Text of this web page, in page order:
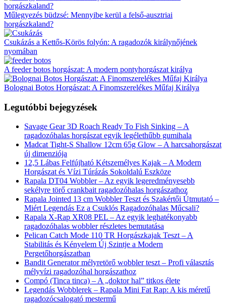
Műlegyezés büdzsé: Mennyibe kerül a felső-ausztriai
horgászkaland?
Csukázás a Kettős-Körös folyón: A ragadozók királynőjének
nyomában
A feeder botos horgászat: A modern pontyhorgászat királya
Bolognai Botos Horgászat: A Finomszerelékes Műfaj Királya
Legutóbbi bejegyzések
Savage Gear 3D Roach Ready To Fish Sinking – A
ragadozóhalas horgászat egyik legélethűbb gumihala
Madcat Tight-S Shallow 12cm 65g Glow – A harcsahorgászat
új dimenziója
12,5 Lábas Felfújható Kétszemélyes Kajak – A Modern
Horgászat és Vízi Túrázás Sokoldalú Eszköze
Rapala DT04 Wobbler – Az egyik legeredményesebb
sekélyre törő crankbait ragadozóhalas horgászathoz
Rapala Jointed 13 cm Wobbler Teszt és Szakértői Útmutató –
Miért Legendás Ez a Csuklós Ragadozóhalas Műcsali?
Rapala X-Rap XR08 PEL – Az egyik leghatékonyabb
ragadozóhalas wobbler részletes bemutatása
Pelican Catch Mode 110 TR Horgászkajak Teszt – A
Stabilitás és Kényelem Új Szintje a Modern
Pergetőhorgászatban
Bandit Generator mélyretörő wobbler teszt – Profi választás
mélyvízi ragadozóhal horgászathoz
Compó (Tinca tinca) – A „doktor hal” titkos élete
Legendás Wobblerek – Rapala Mini Fat Rap: A kis méretű
ragadozócsalogató mestermű